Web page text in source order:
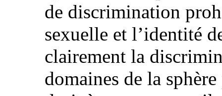
de discrimination
sexuelle et l’identité
clairement la
domaines de la